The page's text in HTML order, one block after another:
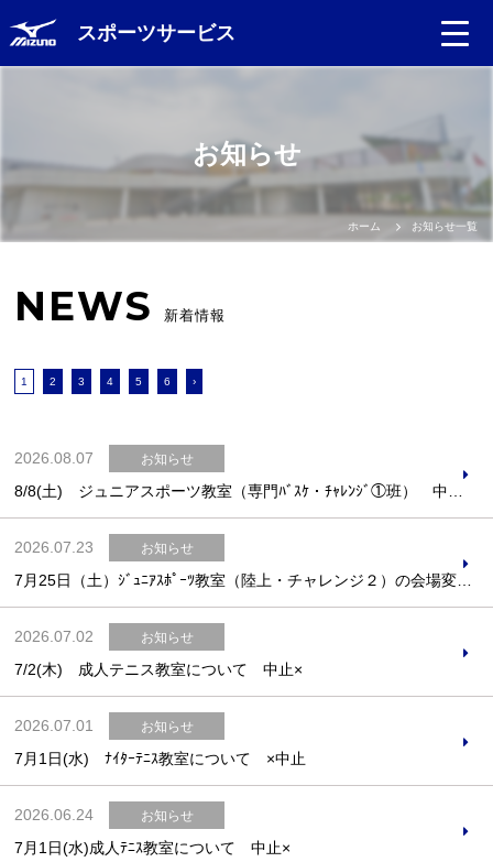
スポーツサービス
Webアクセシビリティについて
文字サイズ 標準 中
お知らせ
ホーム お知らせ一覧
NEWS 新着情報
1 2 3 4 5 6 ›
2026.08.07 お知らせ
2026.07.23 お知らせ
2026.07.02 お知らせ
7/2(木) 成人テニス教室について 中止×
2026.07.01 お知らせ
7月1日(水) ﾅｲﾀｰﾃﾆｽ教室について ×中止
2026.06.24 お知らせ
7月1日(水)成人ﾃﾆｽ教室について 中止×